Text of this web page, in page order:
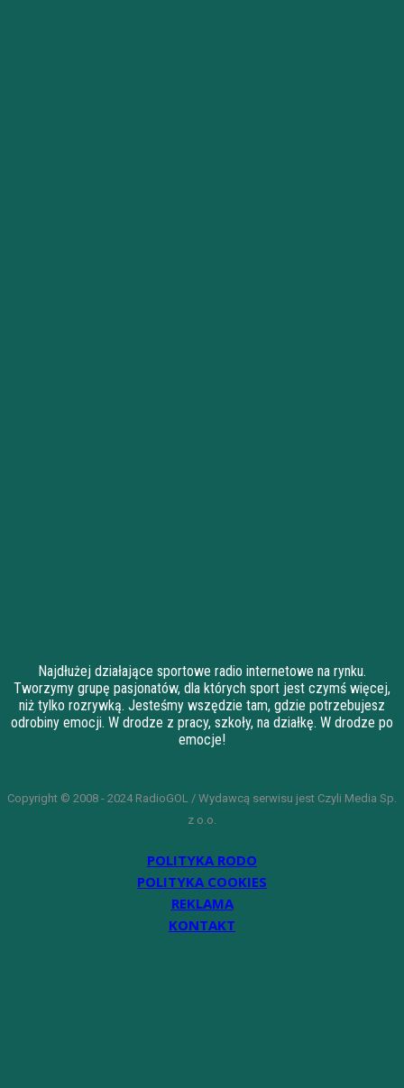
Najdłużej działające sportowe radio internetowe na rynku.
Tworzymy grupę pasjonatów, dla których sport jest czymś więcej,
niż tylko rozrywką. Jesteśmy wszędzie tam, gdzie potrzebujesz
odrobiny emocji. W drodze z pracy, szkoły, na działkę. W drodze po
emocje!
Copyright © 2008 - 2024 RadioGOL / Wydawcą serwisu jest Czyli Media Sp.
z o.o.
POLITYKA RODO
POLITYKA COOKIES
REKLAMA
KONTAKT